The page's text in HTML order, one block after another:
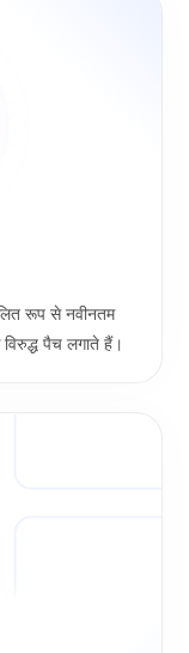
रूप से नवीनतम
पैच लगाते हैं।